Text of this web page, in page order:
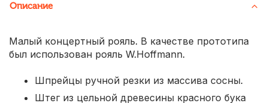
Описание
Малый концертный рояль. В качестве прототипа
был использован рояль W.Hoffmann.
Шпрейцы ручной резки из массива сосны.
Штег из цельной древесины красного бука